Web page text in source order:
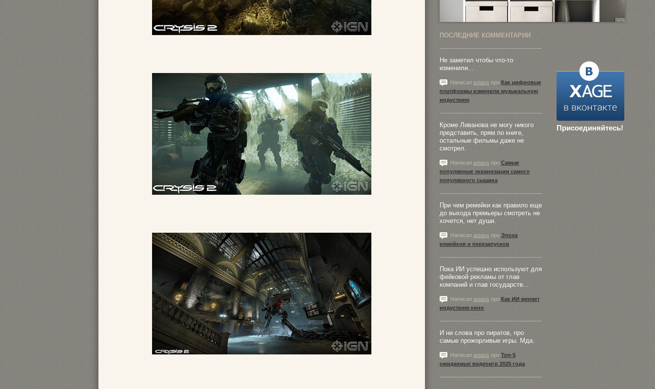
ПОСЛЕДНИЕ КОММЕНТАРИИ
Присоединяйтесь!
Не заметил чтобы что-то
изменили...
Написал astass про Как цифровые
платформы изменили музыкальную
индустрию
Кроме Ливанова не могу никого
представить, прям по книге,
остальные фильмы даже не
смотрел.
Написал astass про Самые
популярные экранизации самого
популярного сыщика
При чем ремейки как правило еще
до выхода премьеры смотреть не
хочется, нет души.
Написал astass про Эпоха
ремейков и перезапусков
Пока ИИ успешно используют для
фейковой рекламы от глав
компаний и глав государств...
Написал astass про Как ИИ меняет
индустрию кино
И ни слова про пиратов, про
самые прожорливые игры. Мда.
Написал astass про Топ-5
ожидаемых видеоигр 2025 года